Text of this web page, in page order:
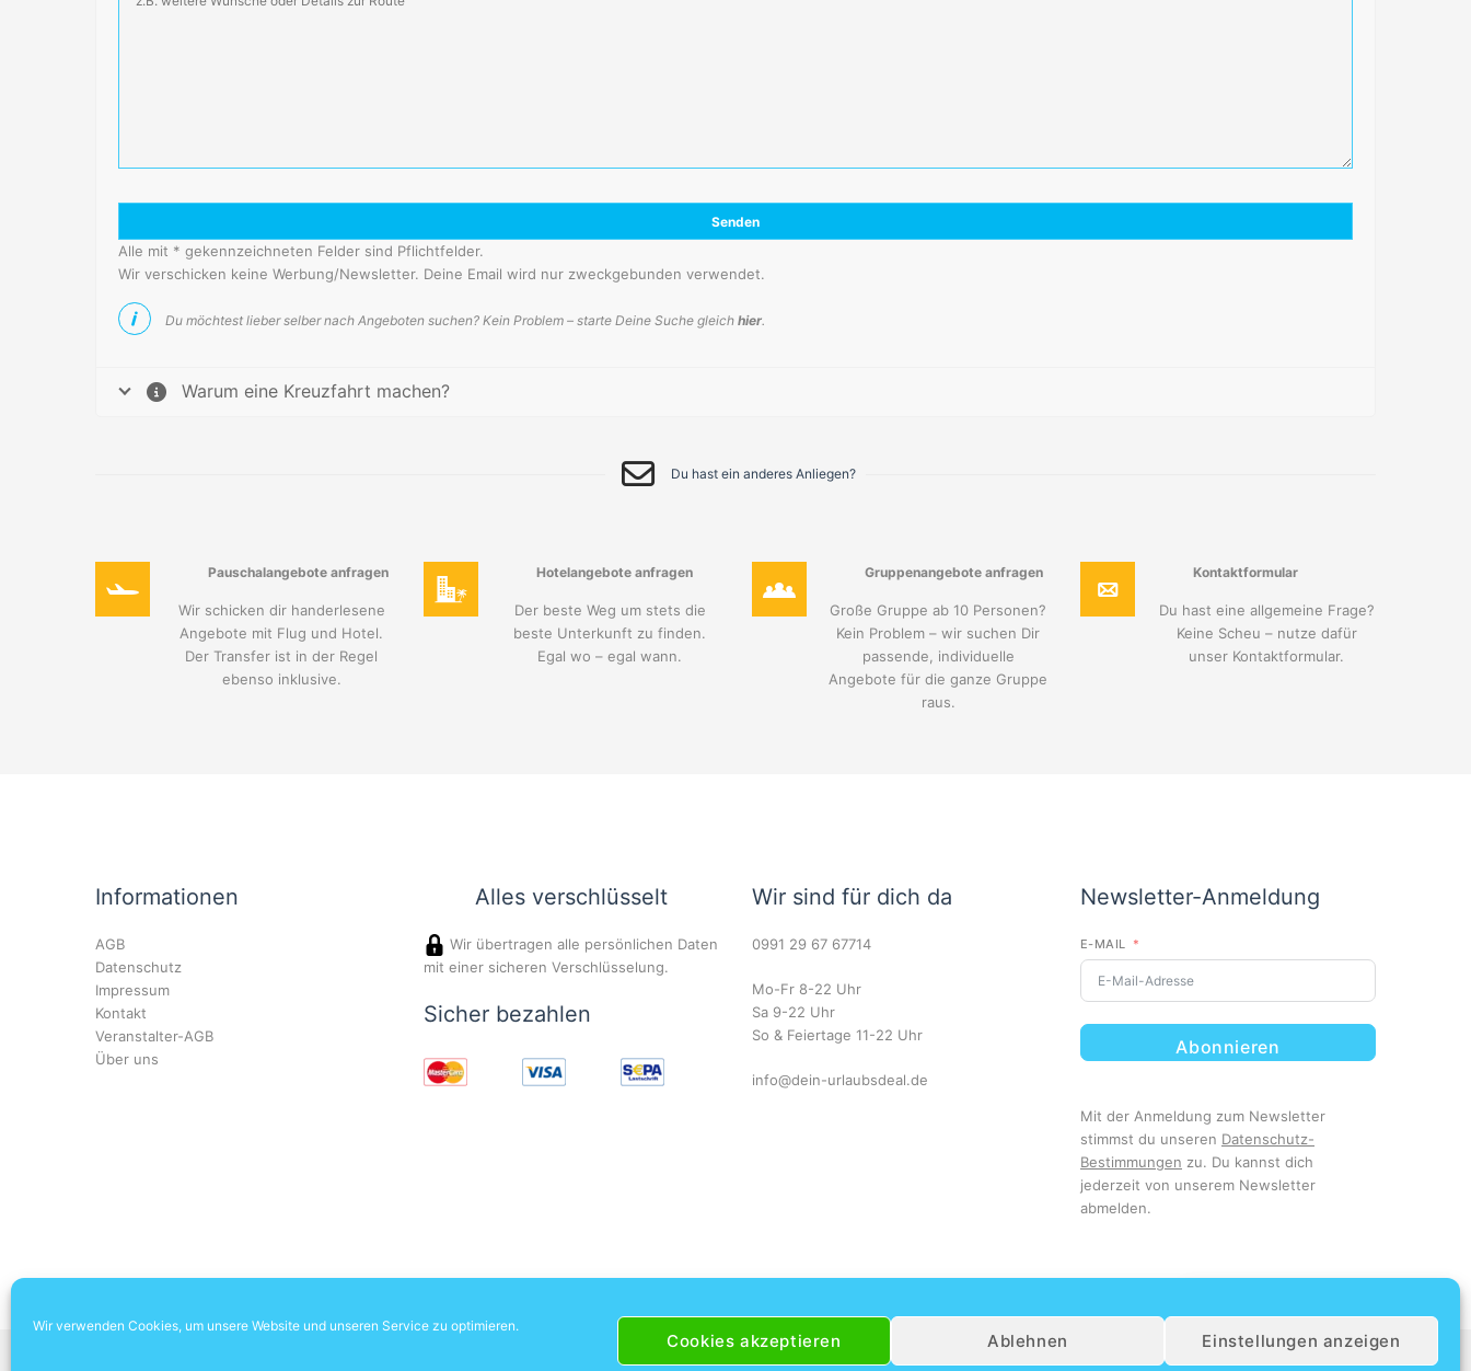
Wir verwenden Cookies, um unsere Website und unseren Service zu optimieren.
Cookies akzeptieren Ablehnen Einstellungen anzeigen
Alle mit * gekennzeichneten Felder sind Pflichtfelder.
Wir verschicken keine Werbung/Newsletter. Deine Email wird nur zweckgebunden verwendet.
Du möchtest lieber selber nach Angeboten suchen? Kein Problem – starte Deine Suche gleich hier.
Warum eine Kreuzfahrt machen?
Du hast ein anderes Anliegen?
Pauschalangebote anfragen
Wir schicken dir handerlesene
Angebote mit Flug und Hotel.
Der Transfer ist in der Regel
ebenso inklusive.
Hotelangebote anfragen
Der beste Weg um stets die
beste Unterkunft zu finden.
Egal wo – egal wann.
Gruppenangebote anfragen
Große Gruppe ab 10 Personen?
Kein Problem – wir suchen Dir
passende, individuelle
Angebote für die ganze Gruppe
raus.
Kontaktformular
Du hast eine allgemeine Frage?
Keine Scheu – nutze dafür
unser Kontaktformular.
Informationen
AGB
Datenschutz
Impressum
Kontakt
Veranstalter-AGB
Über uns
Alles verschlüsselt
Wir übertragen alle persönlichen Daten
mit einer sicheren Verschlüsselung.
Sicher bezahlen
Wir sind für dich da
0991 29 67 67714
Mo-Fr 8-22 Uhr
Sa 9-22 Uhr
So & Feiertage 11-22 Uhr
info@dein-urlaubsdeal.de
Unsere Kunden lieben uns
4.8
Newsletter-Anmeldung
E-MAIL
Abonnieren
Mit der Anmeldung zum Newsletter
stimmst du unseren Datenschutz-
Bestimmungen zu. Du kannst dich
jederzeit von unserem Newsletter
abmelden.
© 2026 Dein Urlaubsdeal | Alle Rechte vorbehalten